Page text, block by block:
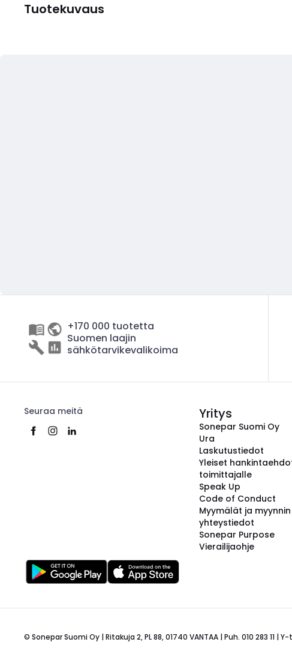
Tuotekuvaus
+170 000 tuotetta
Suomen laajin
sähkötarvikevalikoima
Seuraa meitä Yritys
Sonepar Suomi Oy
Ura
Laskutustiedot
Yleiset
toimittajalle
Speak Up
Code of Conduct
Myymälät ja myynnin
yhteystiedot
Sonepar Purpose
Vierailijaohje
© Sonepar Suomi Oy | Ritakuja 2, PL 88, 01740 VANTAA | Puh. 010 283 11 |